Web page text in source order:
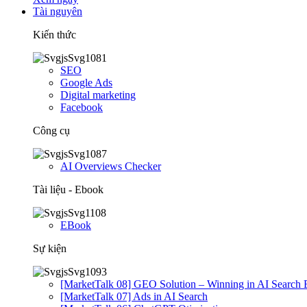
Tài nguyên
Kiến thức
SEO
Google Ads
Digital marketing
Facebook
Công cụ
AI Overviews Checker
Tài liệu - Ebook
EBook
Sự kiện
[MarketTalk 08] GEO Solution – Winning in AI Search
[MarketTalk 07] Ads in AI Search